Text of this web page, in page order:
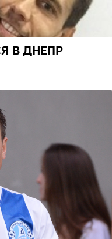
В ДНЕПР